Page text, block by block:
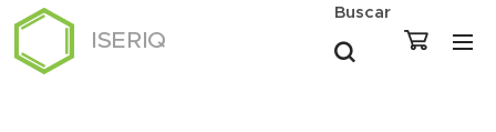
ISERIQ
Buscar